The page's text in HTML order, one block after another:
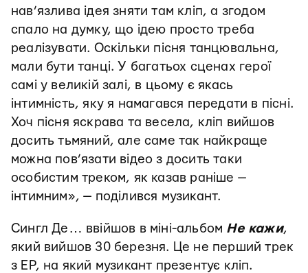
нав’язлива ідея зняти там кліп, а згодом
спало на думку, що ідею просто треба
реалізувати. Оскільки пісня танцювальна,
мали бути танці. У багатьох сценах герої
самі у великій залі, в цьому є якась
інтимність, яку я намагався передати в пісні.
Хоч пісня яскрава та весела, кліп вийшов
досить тьмяний, але саме так найкраще
можна пов’язати відео з досить таки
особистим треком, як казав раніше —
інтимним», — поділився музикант.
Сингл Де… ввійшов в міні-альбом Не кажи,
який вийшов 30 березня. Це не перший трек
з ЕР, на який музикант презентує кліп.